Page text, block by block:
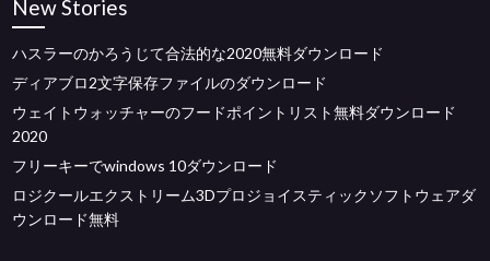
New Stories
ハスラーのかろうじて合法的な2020無料ダウンロード
ディアブロ2文字保存ファイルのダウンロード
ウェイトウォッチャーのフードポイントリスト無料ダウンロード
2020
フリーキーでwindows 10ダウンロード
ロジクールエクストリーム3Dプロジョイスティックソフトウェアダ
ウンロード無料